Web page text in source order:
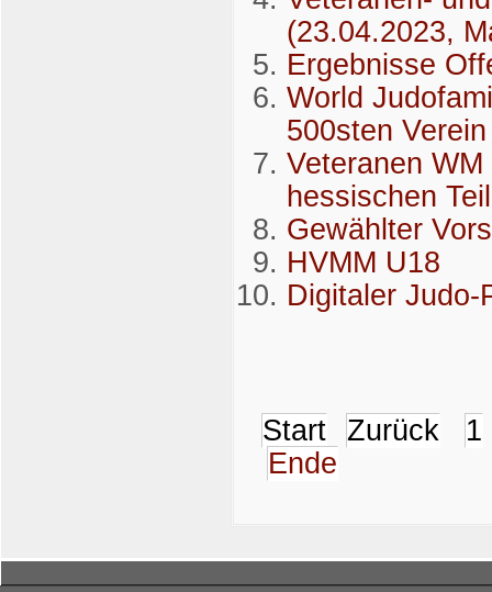
(23.04.2023,
Ergebnisse
World
500sten Verein
Veteranen
hessischen
Gewählter
HVMM U18
Digitaler
Start Zurück
1
Ende